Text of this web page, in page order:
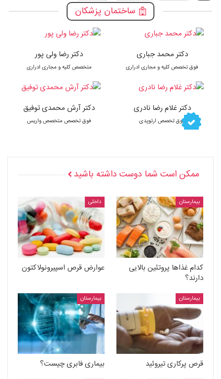
ساختمان پزشکان
دکتر محمد جباری
فوق تخصص کلیه و مجاری ادراری
دکتر غلام رضا نادری
فوق تخصص ارتوپدی
دکتر رضا ولی پور
متخصص کلیه و مجاری ادراری
دکتر آرش محمدی توفیق
فوق تخصص متخصص واریس
ممکن است شما دوست داشته باشید
بیمارستان
کدام غذاها پروتئین بالایی
دارند؟
داخلی
عوارض قرص اسپیرونولاکتون
بیمارستان
قرص پرکاری تیروئید
بیمارستان
بیماری فابری چیست؟